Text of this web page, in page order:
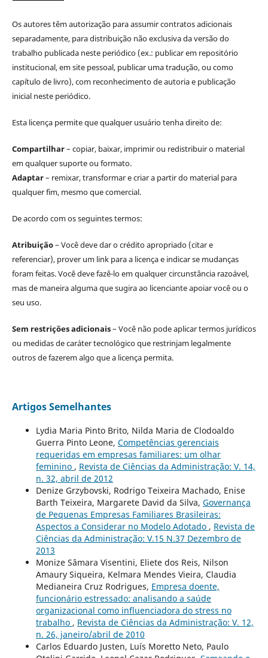
Os autores têm autorização para assumir contratos adicionais
separadamente, para distribuição não exclusiva da versão do
trabalho publicada neste periódico (ex.: publicar em repositório
institucional, em site pessoal, publicar uma tradução, ou como
capítulo de livro), com reconhecimento de autoria e publicação
inicial neste periódico.
Esta licença permite que qualquer usuário tenha direito de:
Compartilhar– copiar, baixar, imprimir ou redistribuir o material
em qualquer suporte ou formato.
Adaptar– remixar, transformar e criar a partir do material para
qualquer fim, mesmo que comercial.
De acordo com os seguintes termos:
Atribuição– Você deve dar o crédito apropriado (citar e
referenciar), prover um link para a licença e indicar se mudanças
foram feitas. Você deve fazê-lo em qualquer circunstância razoável,
mas de maneira alguma que sugira ao licenciante apoiar você ou o
seu uso.
Sem restrições adicionais– Você não pode aplicar termos jurídicos
ou medidas de caráter tecnológico que restrinjam legalmente
outros de fazerem algo que a licença permita.
Artigos Semelhantes
Lydia Maria Pinto Brito, Nilda Maria de Clodoaldo
Guerra Pinto Leone, Competências gerenciais
requeridas em empresas familiares: um olhar
feminino , Revista de Ciências da Administração: V. 14,
n. 32, abril de 2012
Denize Grzybovski, Rodrigo Teixeira Machado, Enise
Barth Teixeira, Margarete David da Silva, Governança
de Pequenas Empresas Familiares Brasileiras:
Aspectos a Considerar no Modelo Adotado , Revista de
Ciências da Administração: V.15 N.37 Dezembro de
2013
Monize Sâmara Visentini, Eliete dos Reis, Nilson
Amaury Siqueira, Kelmara Mendes Vieira, Claudia
Medianeira Cruz Rodrigues, Empresa doente,
funcionário estressado: analisando a saúde
organizacional como influenciadora do stress no
trabalho , Revista de Ciências da Administração: V. 12,
n. 26, janeiro/abril de 2010
Carlos Eduardo Justen, Luís Moretto Neto, Paulo